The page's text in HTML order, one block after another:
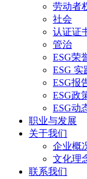
劳动者
社会
认证证
管治
ESG荣
ESG 实
ESG报
ESG政
ESG动
职业与发展
关于我们
企业概
文化理
联系我们